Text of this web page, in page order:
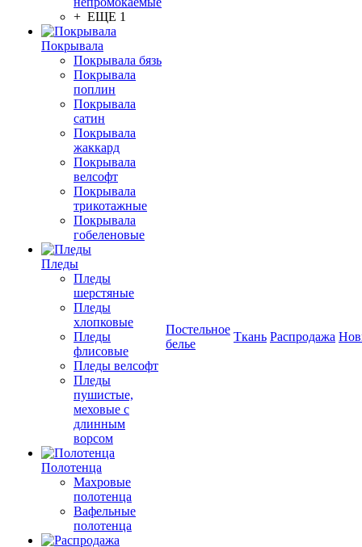
+ ЕЩЕ 1
Покрывала
Покрывала бязь
Покрывала
поплин
Покрывала
сатин
Покрывала
жаккард
Покрывала
велсофт
Покрывала
трикотажные
Покрывала
гобеленовые
Пледы
Пледы
шерстяные
Пледы
хлопковые
Пледы
флисовые
Пледы велсофт
Пледы
пушистые,
меховые с
длинным
ворсом
Полотенца
Махровые
полотенца
Вафельные
полотенца
Постельное
белье
Ткань Распродажа